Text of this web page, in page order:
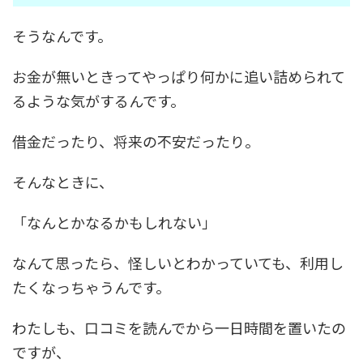
そうなんです。
お金が無いときってやっぱり何かに追い詰められて
るような気がするんです。
借金だったり、将来の不安だったり。
そんなときに、
「なんとかなるかもしれない」
なんて思ったら、怪しいとわかっていても、利用し
たくなっちゃうんです。
わたしも、口コミを読んでから一日時間を置いたの
ですが、